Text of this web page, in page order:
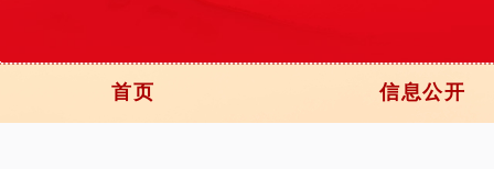
首页 信息公开